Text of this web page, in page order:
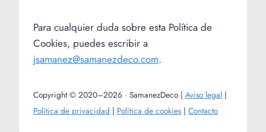
Para cualquier duda sobre esta Política de
Cookies, puedes escribir a
jsamanez@samanezdeco.com.
Copyright © 2020–2026 · SamanezDeco | Aviso legal |
Política de privacidad | Política de cookies | Contacto